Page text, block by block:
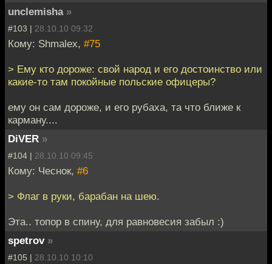
unclemisha »
#103 | 28.10.10 09:32
Кому: Shmalex, #75
> Ему кто дороже: свой народ и его достоинство или
какие-то там покойные польские офицеры?
ему он сам дороже, и его рубаха, та что ближе к
карману....
DiVER »
#104 | 28.10.10 09:45
Кому: Чеснок, #6
> Флаг в руки, барабан на шею.
Эта.. топор в спину, для равновесия забыл :)
spetrov »
#105 | 28.10.10 10:10